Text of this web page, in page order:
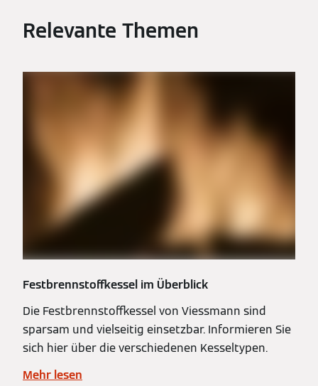
Relevante Themen
Festbrennstoffkessel im Überblick
Die Festbrennstoffkessel von Viessmann sind
sparsam und vielseitig einsetzbar. Informieren Sie
sich hier über die verschiedenen Kesseltypen.
Mehr lesen